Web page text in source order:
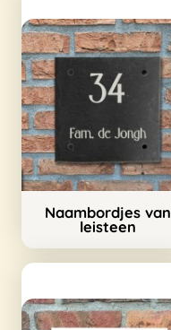
Naambordjes van
leisteen